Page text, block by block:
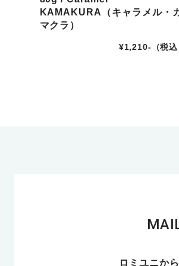
KAMAKURA（キャラメル・
マクラ）
¥1,210-（税込
ロミユニか